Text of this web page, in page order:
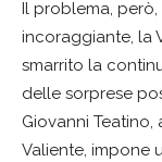
Il problema,
incoraggiante, la
smarrito la
delle sorprese
Giovanni
Valiente, impone